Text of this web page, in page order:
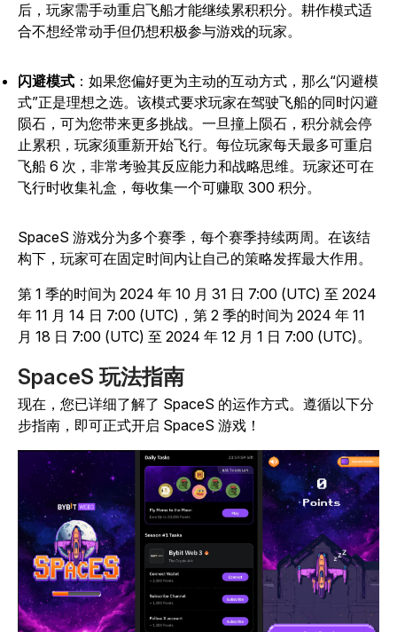
后，玩家需手动重启飞船才能继续累积积分。耕作模式适
合不想经常动手但仍想积极参与游戏的玩家。
闪避模式 ：如果您偏好更为主动的互动方式，那么“闪避模
式”正是理想之选。该模式要求玩家在驾驶飞船的同时闪避
陨石，可为您带来更多挑战。一旦撞上陨石，积分就会停
止累积，玩家须重新开始飞行。每位玩家每天最多可重启
飞船 6 次，非常考验其反应能力和战略思维。玩家还可在
飞行时收集礼盒，每收集一个可赚取 300 积分。
SpaceS 游戏分为多个赛季，每个赛季持续两周。在该结
构下，玩家可在固定时间内让自己的策略发挥最大作用。
第 1 季的时间为 2024 年 10 月 31 日 7:00 (UTC) 至 2024
年 11 月 14 日 7:00 (UTC)，第 2 季的时间为 2024 年 11
月 18 日 7:00 (UTC) 至 2024 年 12 月 1 日 7:00 (UTC)。
SpaceS 玩法指南
现在，您已详细了解了 SpaceS 的运作方式。遵循以下分
步指南，即可正式开启 SpaceS 游戏！